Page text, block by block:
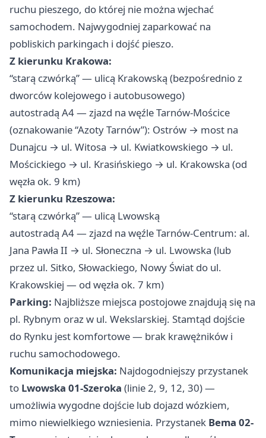
ruchu pieszego, do której nie można wjechać
samochodem. Najwygodniej zaparkować na
pobliskich parkingach i dojść pieszo.
Z kierunku Krakowa:
“starą czwórką” — ulicą Krakowską (bezpośrednio z
dworców kolejowego i autobusowego)
autostradą A4 — zjazd na węźle Tarnów-Mościce
(oznakowanie “Azoty Tarnów”): Ostrów → most na
Dunajcu → ul. Witosa → ul. Kwiatkowskiego → ul.
Mościckiego → ul. Krasińskiego → ul. Krakowska (od
węzła ok. 9 km)
Z kierunku Rzeszowa:
“starą czwórką” — ulicą Lwowską
autostradą A4 — zjazd na węźle Tarnów-Centrum: al.
Jana Pawła II → ul. Słoneczna → ul. Lwowska (lub
przez ul. Sitko, Słowackiego, Nowy Świat do ul.
Krakowskiej — od węzła ok. 7 km)
Parking: Najbliższe miejsca postojowe znajdują się na
pl. Rybnym oraz w ul. Wekslarskiej. Stamtąd dojście
do Rynku jest komfortowe — brak krawężników i
ruchu samochodowego.
Komunikacja miejska: Najdogodniejszy przystanek
to Lwowska 01-Szeroka (linie 2, 9, 12, 30) —
umożliwia wygodne dojście lub dojazd wózkiem,
mimo niewielkiego wzniesienia. Przystanek Bema 02-